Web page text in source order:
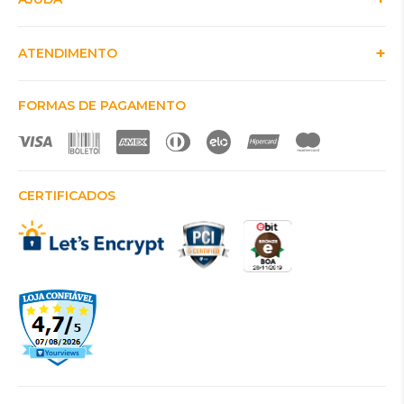
ATENDIMENTO
FORMAS DE PAGAMENTO
CERTIFICADOS